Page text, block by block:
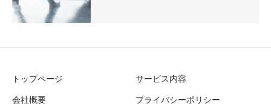
トップページ サービス内容
会社概要 プライバシーポリシー